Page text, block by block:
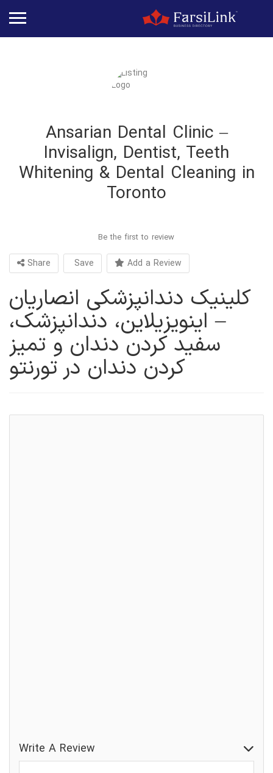
Ansarian Dental Clinic –
Invisalign, Dentist, Teeth
Whitening & Dental Cleaning in
Toronto
Be the first to review
Share Save Add a Review
کلینیک دندانپزشکی انصاریان
– اینویزیلاین، دندانپزشک،
سفید کردن دندان و تمیز
کردن دندان در تورنتو
Write A Review